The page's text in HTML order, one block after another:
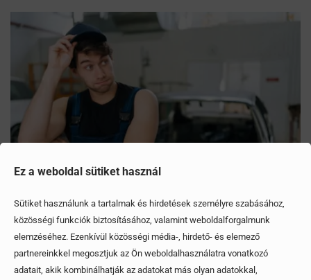
Ez a weboldal sütiket használ
Sütiket használunk a tartalmak és hirdetések személyre szabásához,
közösségi funkciók biztosításához, valamint weboldalforgalmunk
elemzéséhez. Ezenkívül közösségi média-, hirdető- és elemező
partnereinkkel megosztjuk az Ön weboldalhasználatra vonatkozó
adatait, akik kombinálhatják az adatokat más olyan adatokkal,
Mítoszok, amiktől mi is csak fogjuk a fejünket
Érdekel, elolvasom